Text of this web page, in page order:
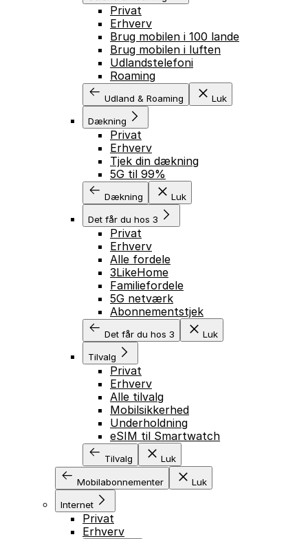
Privat
Erhverv
Brug mobilen i 100 lande
Brug mobilen i luften
Udlandstelefoni
Roaming
Udland & Roaming Luk
Dækning
Privat
Erhverv
Tjek din dækning
5G til 99%
Dækning Luk
Det får du hos 3
Privat
Erhverv
Alle fordele
3LikeHome
Familiefordele
5G netværk
Abonnementstjek
Det får du hos 3 Luk
Tilvalg
Privat
Erhverv
Alle tilvalg
Mobilsikkerhed
Underholdning
eSIM til Smartwatch
Tilvalg Luk
Mobilabonnementer Luk
Internet
Privat
Erhverv